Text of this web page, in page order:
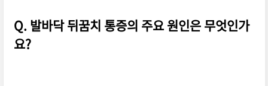
Q. 발바닥 뒤꿈치 통증의 주요 원인은 무엇인가
요?